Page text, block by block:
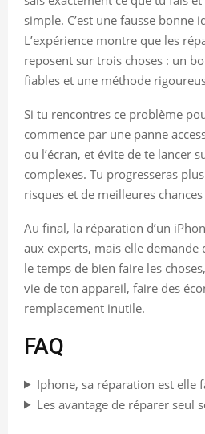
simple. C’est une fausse bonne
L’expérience montre que les
reposent sur trois choses : un
fiables et une méthode
Si tu rencontres ce problème
commence par une panne
ou l’écran, et évite de te lancer
complexes. Tu progresseras
risques et de meilleures
Au final, la réparation d’un
aux experts, mais elle demande
le temps de bien faire les
vie de ton appareil, faire des
remplacement inutile.
FAQ
Iphone, sa réparation est elle
Les avantage de réparer seul